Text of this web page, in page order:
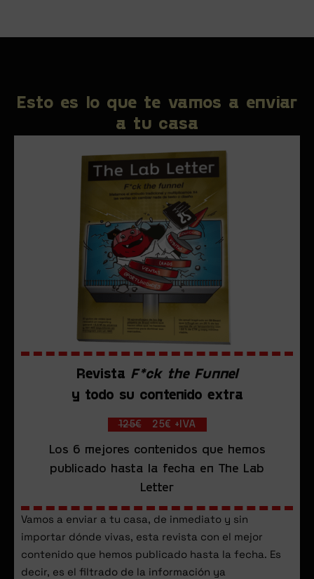
Esto es lo que te vamos a enviar
a tu casa
Revista F*ck the Funnel
y todo su contenido extra
125€ 25€ +IVA
Los 6 mejores contenidos que hemos
publicado hasta la fecha en The Lab
Letter
Vamos a enviar a tu casa, de inmediato y sin
importar dónde vivas, esta revista con el mejor
contenido que hemos publicado hasta la fecha. Es
decir, es el filtrado de la información ya